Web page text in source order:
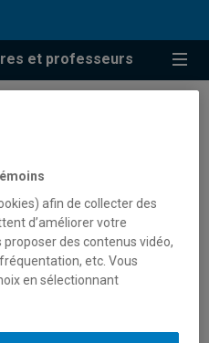
et professeurs
pour
afin de collecter des
d’améliorer votre
des contenus vidéo,
etc. Vous
en sélectionnant